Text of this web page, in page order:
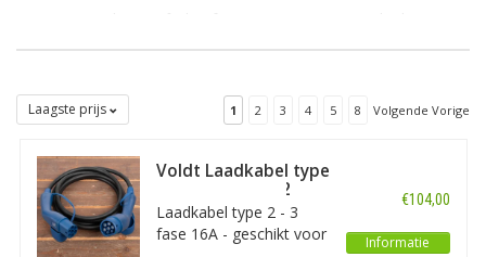
De lader in de DS N°8 kan ook laden via 1 fase met maximaal
32A (1 x 7,4kW= 7,4kW).
De DS N°8 heeft aan autozijde een aansluiting Type 2 en kan
laden via 3 fase met 16 ampère. Hiervoor is een EV laadkabel
Type 2, 3 fase, 16A geschikt.
Heeft u een 1 fasige aansluiting thuis of op de zaak? In dat geval
Laagste prijs 1 2 3 4 5 8 Volgende Vorige
Voldt Laadkabel type
2 - 3 fase 16A - 2
meter
Laadkabel type 2 - 3
fase 16A - geschikt voor
€104,00
Informatie